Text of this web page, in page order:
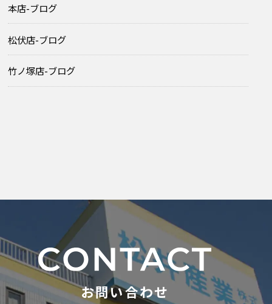
本店-ブログ
松伏店-ブログ
竹ノ塚店-ブログ
お問い合わせ